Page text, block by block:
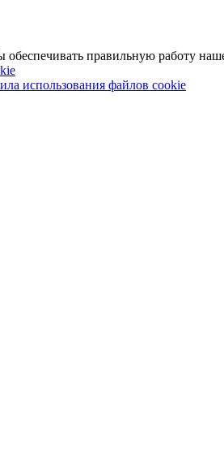
правильную работу
использования файлов cookie